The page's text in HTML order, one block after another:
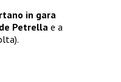
in gara
Petrella e a